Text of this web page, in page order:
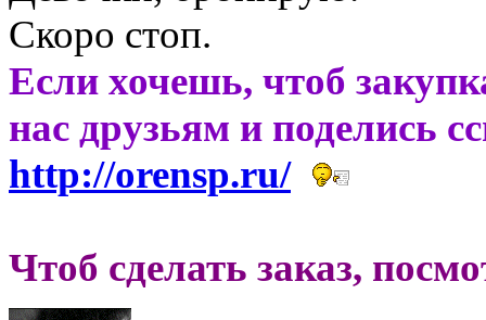
Скоро стоп.
Если хочешь, чтоб
нас друзьям и поделись
http://orensp.ru/
Чтоб сделать заказ,